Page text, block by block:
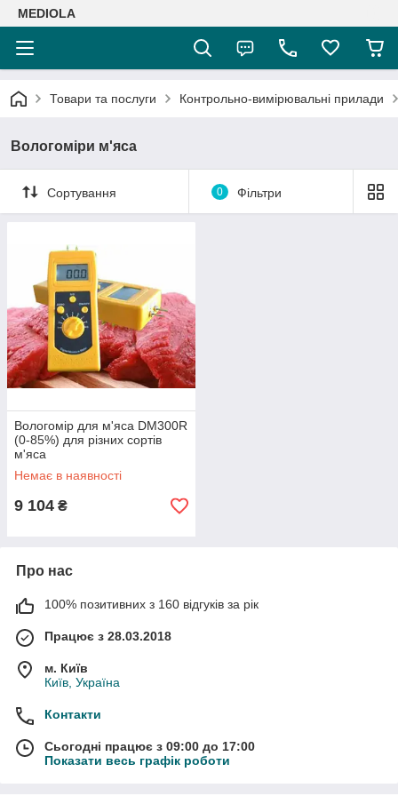
MEDIOLA
Товари та послуги Контрольно-вимірювальні прилади
Вологоміри м'яса
Сортування 0 Фільтри
Вологомір для м'яса DM300R
(0-85%) для різних сортів
м'яса
Немає в наявності
9 104 ₴
Про нас
100% позитивних з 160 відгуків за рік
Працює з 28.03.2018
м. Київ
Київ, Україна
Контакти
Сьогодні працює з 09:00 до 17:00
Показати весь графік роботи